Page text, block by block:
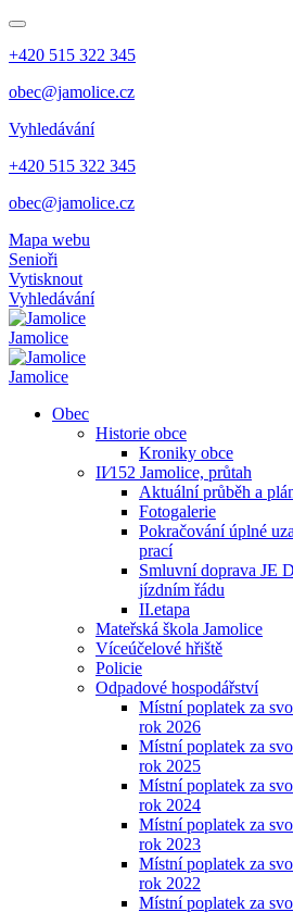
+420 515 322 345
obec@jamolice.cz
Vyhledávání
+420 515 322 345
obec@jamolice.cz
Mapa webu
Senioři
Vytisknout
Vyhledávání
Jamolice
Jamolice
Obec
Historie obce
Kroniky obce
II⁄152 Jamolice, průtah
Aktuální průběh a
Fotogalerie
Pokračování úplné
prací
Smluvní doprava JE
jízdním řádu
II.etapa
Mateřská škola Jamolice
Víceúčelové hřiště
Policie
Odpadové hospodářství
Místní poplatek za
rok 2026
Místní poplatek za
rok 2025
Místní poplatek za
rok 2024
Místní poplatek za
rok 2023
Místní poplatek za
rok 2022
Místní poplatek za